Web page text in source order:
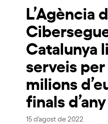
L’Agència
Catalunya
serveis
milions
finals d’any
15 d'agost de 2022